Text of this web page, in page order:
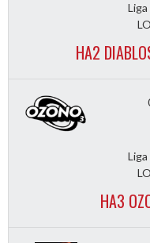
HA2
HA3